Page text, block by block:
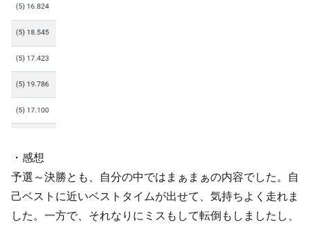
・感想
予選～決勝とも、自分の中ではまぁまぁの内容でした。自
己ベストに近いベストタイムが出せて、気持ちよく走れま
した。一方で、それなりにミスもして転倒もしましたし、